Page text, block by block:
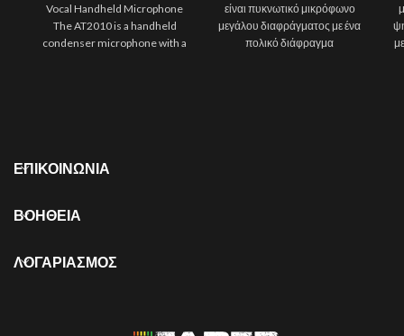
Vocal Handheld Microphone
The AT2010 is a handheld
condenser microphone with a
είναι πυκνωτικό μικρόφωνο
μεγάλου διαφράγματος με ένα
πολικό διάφραγμα
ΕΠΙΚΟΙΝΩΝΙΑ
ΒΟΗΘΕΙΑ
ΛΟΓΑΡΙΑΣΜΟΣ